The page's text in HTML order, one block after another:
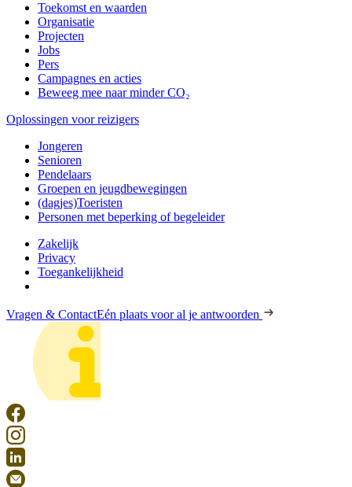
Toekomst en waarden
Organisatie
Projecten
Jobs
Pers
Campagnes en acties
Beweeg mee naar minder CO₂
Oplossingen voor reizigers
Jongeren
Senioren
Pendelaars
Groepen en jeugdbewegingen
(dagjes)Toeristen
Personen met beperking of begeleider
Zakelijk
Privacy
Toegankelijkheid
Vragen & ContactEén plaats voor al je antwoorden